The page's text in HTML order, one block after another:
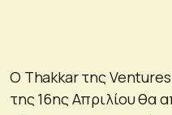
Ο Thakkar της
της 16ης Απριλίου θα